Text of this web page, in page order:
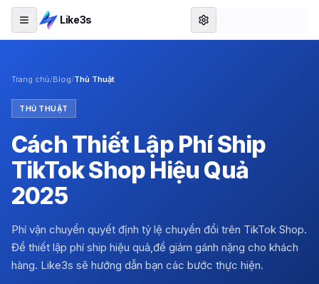
Like3s
Trang chủ/Blog/Thủ Thuật
THỦ THUẬT
Cách Thiết Lập Phí Ship
TikTok Shop Hiệu Quả
2025
Phí vận chuyển quyết định tỷ lệ chuyển đổi trên TikTok Shop.
Để thiết lập phí ship hiệu quả,để giảm gánh nặng cho khách
hàng. Like3s sẽ hướng dẫn bạn các bước thực hiện.